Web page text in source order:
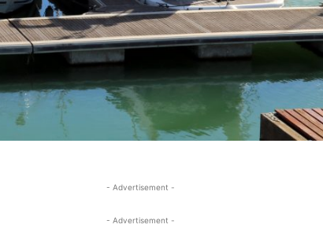
- Advertisement -
- Advertisement -